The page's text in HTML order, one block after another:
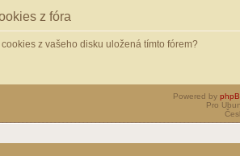
z fóra
z vašeho disku uložená tímto fórem?
Powered by
Pro